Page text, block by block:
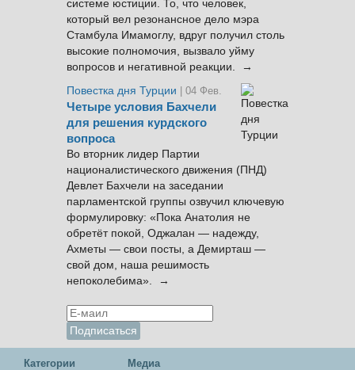
системе юстиции. То, что человек,
который вел резонансное дело мэра
Стамбула Имамоглу, вдруг получил столь
высокие полномочия, вызвало уйму
вопросов и негативной реакции. →
Повестка дня Турции
| 04 Фев.
Четыре условия Бахчели
для решения курдского
вопроса
Во вторник лидер Партии
националистического движения (ПНД)
Девлет Бахчели на заседании
парламентской группы озвучил ключевую
формулировку: «Пока Анатолия не
обретёт покой, Оджалан — надежду,
Ахметы — свои посты, а Демирташ —
свой дом, наша решимость
непоколебима». →
Категории Медиа